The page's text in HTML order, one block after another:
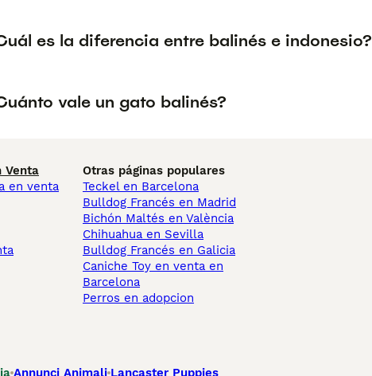
es la diferencia entre balinés e indonesio?
vale un gato balinés?
Venta
en venta
Otras páginas populares
Teckel en Barcelona
Bulldog Francés en Madrid
Bichón Maltés en València
Chihuahua en Sevilla
Bulldog Francés en Galicia
Caniche Toy en venta en
Barcelona
Perros en adopcion
Annunci Animali Lancaster Puppies